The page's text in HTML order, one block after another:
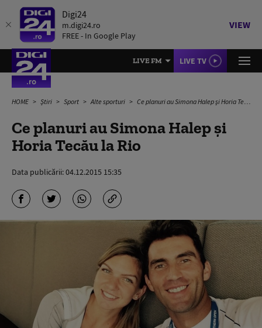
Digi24
m.digi24.ro
FREE - In Google Play
VIEW
LIVE FM LIVE TV
HOME Știri Sport Alte sporturi Ce planuri au Simona Halep și Horia Tecău la Rio
Ce planuri au Simona Halep și
Horia Tecău la Rio
Data publicării:04.12.2015 15:35